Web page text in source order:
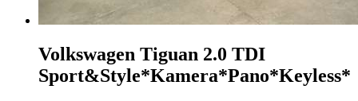
Volkswagen Tiguan 2.0 TDI
Sport&Style*Kamera*Pano*Keyless*